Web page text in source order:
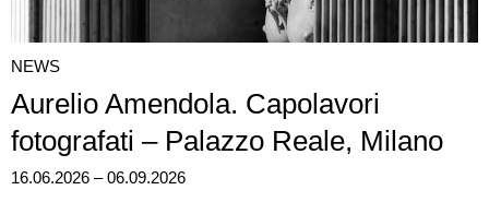
NEWS
Aurelio Amendola. Capolavori
fotografati – Palazzo Reale, Milano
16.06.2026 – 06.09.2026